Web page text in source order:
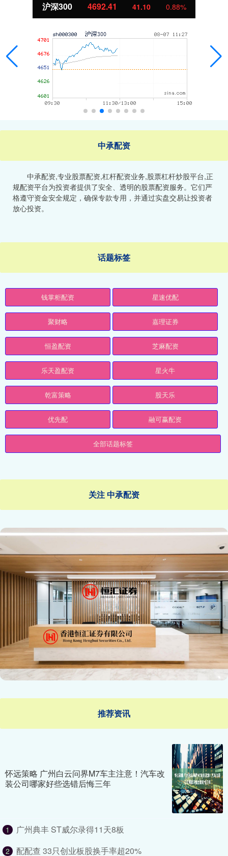
北证50 1128.21 5.33 0.47%
中承配资
中承配资,专业股票配资,杠杆配资业务,股票杠杆炒股平台,正
规配资平台为投资者提供了安全、透明的股票配资服务。它们严
格遵守资金安全规定，确保专款专用，并通过实盘交易让投资者
放心投资。
话题标签
钱掌柜配资 星速优配
聚财略 嘉理证券
恒盈配资 芝麻配资
乐天盈配资 星火牛
乾富策略 股天乐
优先配 融可赢配资
全部话题标签
关注 中承配资
推荐资讯
怀远策略 广州白云问界M7车主注意！汽车改
装公司哪家好些选错后悔三年
1 广州典丰 ST威尔录得11天8板
2 配配查 33只创业板股换手率超20%